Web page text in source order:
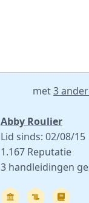
met3
Abby Roulier
Lid sinds: 02/08/15
1.167 Reputatie
3 handleidingen